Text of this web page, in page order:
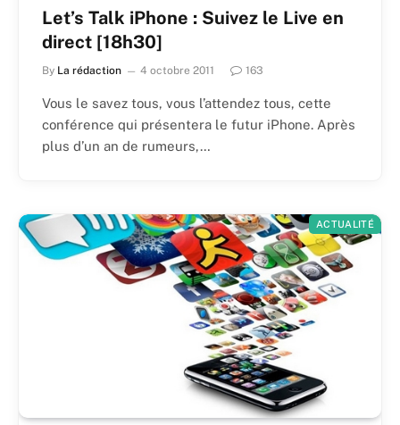
Let’s Talk iPhone : Suivez le Live en
direct [18h30]
By La rédaction 4 octobre 2011 163
Vous le savez tous, vous l’attendez tous, cette
conférence qui présentera le futur iPhone. Après
plus d’un an de rumeurs,…
ACTUALITÉ